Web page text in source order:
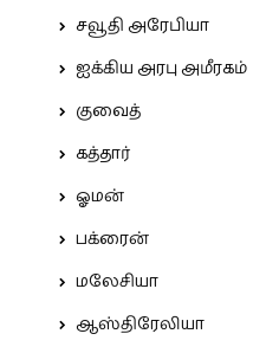
சவூதி அரேபியா
ஐக்கிய அரபு அமீரகம்
குவைத்
கத்தார்
ஓமன்
பக்ரைன்
மலேசியா
ஆஸ்திரேலியா